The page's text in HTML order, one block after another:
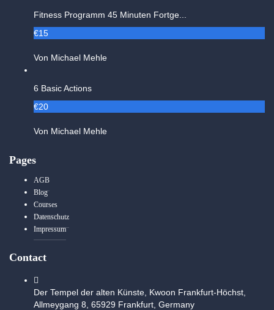
Fitness Programm 45 Minuten Fortge...
€15
Von Michael Mehle
6 Basic Actions
€20
Von Michael Mehle
Pages
AGB
Blog
Courses
Datenschutz
Impressum
Contact
Der Tempel der alten Künste, Kwoon Frankfurt-Höchst,
Allmeygang 8, 65929 Frankfurt, Germany